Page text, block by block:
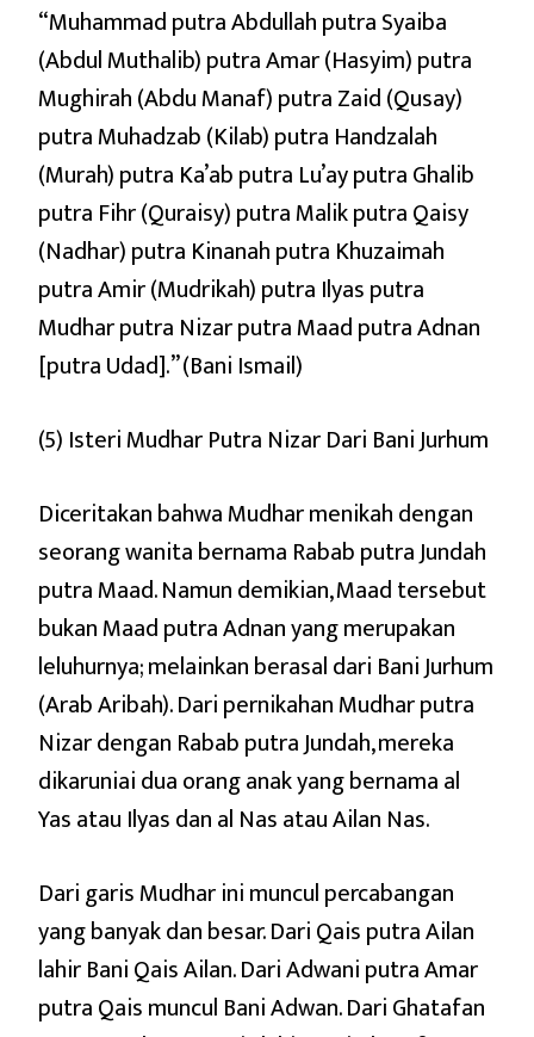
NABI
MUHAMMAD
SAW)
“Muhammad putra Abdullah putra Syaiba
(Abdul Muthalib) putra Amar (Hasyim) putra
Mughirah (Abdu Manaf) putra Zaid (Qusay)
putra Muhadzab (Kilab) putra Handzalah
(Murah) putra Ka’ab putra Lu’ay putra Ghalib
putra Fihr (Quraisy) putra Malik putra Qaisy
(Nadhar) putra Kinanah putra Khuzaimah
putra Amir (Mudrikah) putra Ilyas putra
Mudhar putra Nizar putra Maad putra Adnan
[putra Udad].” (Bani Ismail)
(5) Isteri Mudhar Putra Nizar Dari Bani Jurhum
Diceritakan bahwa Mudhar menikah dengan
seorang wanita bernama Rabab putra Jundah
putra Maad. Namun demikian, Maad tersebut
bukan Maad putra Adnan yang merupakan
leluhurnya; melainkan berasal dari Bani Jurhum
(Arab Aribah). Dari pernikahan Mudhar putra
Nizar dengan Rabab putra Jundah, mereka
dikaruniai dua orang anak yang bernama al
Yas atau Ilyas dan al Nas atau Ailan Nas.
Dari garis Mudhar ini muncul percabangan
yang banyak dan besar. Dari Qais putra Ailan
lahir Bani Qais Ailan. Dari Adwani putra Amar
putra Qais muncul Bani Adwan. Dari Ghatafan